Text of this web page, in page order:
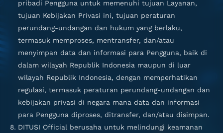
pribadi Pengguna untuk memenuhi tujuan Layanan,
tujuan Kebijakan Privasi ini, tujuan peraturan
perundang-undangan dan hukum yang berlaku,
termasuk memproses, mentransfer, dan/atau
menyimpan data dan informasi para Pengguna, baik di
dalam wilayah Republik Indonesia maupun di luar
wilayah Republik Indonesia, dengan memperhatikan
regulasi, termasuk peraturan perundang-undangan dan
kebijakan privasi di negara mana data dan informasi
para Pengguna diproses, ditransfer, dan/atau disimpan.
DITUSI Official berusaha untuk melindungi keamanan